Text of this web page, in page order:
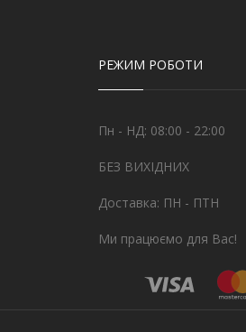
РЕЖИМ РОБОТИ
Пн - НД: 08:00 - 22:00
БЕЗ ВИХІДНИХ
Доставка: ПН - ПТН
Ми працюємо для Вас!